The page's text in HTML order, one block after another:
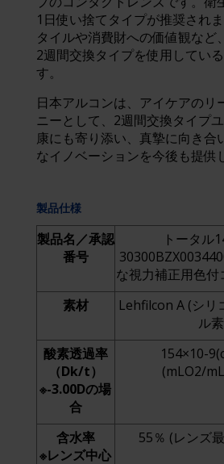
1日使い捨てタイプが推奨され
タイルや消費財への価値観など
2週間交換タイプを使用してい
す。
日本アルコンは、アイケアのリ
ニーとして、2週間交換タイプ
康にも寄り添い、真摯に向き合
なイノベーションを今後も提供
製品仕様
製品名／承認
番号
トータル
な視力補正用色
素材
Lehfilcon A (シリ
ル
酸素透過率
（Dk/t）
※-3.00Dの場
合
154×10-
(mLO2/
含水率
※レンズ中心
55％ (レンズ